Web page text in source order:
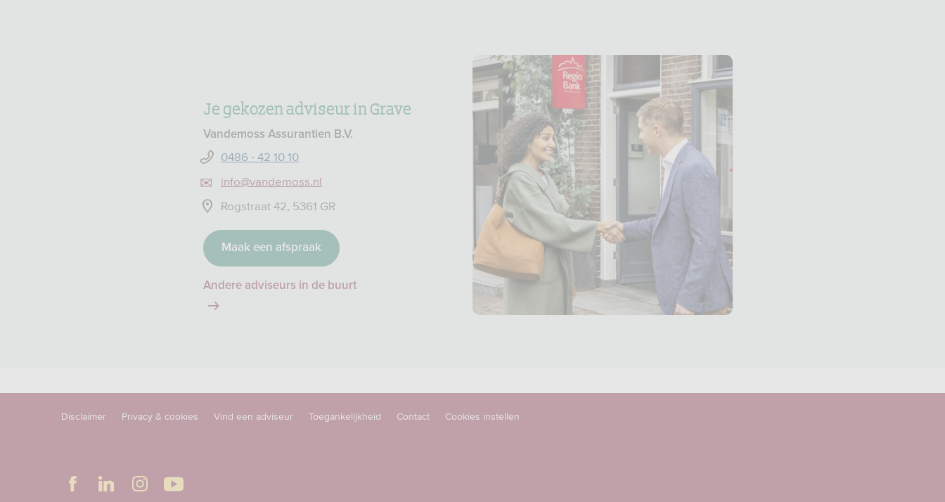
Je gekozen adviseur in Grave
Vandemoss Assurantien B.V.
0486 - 42 10 10
info@vandemoss.nl
Rogstraat 42, 5361 GR
Maak een afspraak
Andere adviseurs in de buurt
Disclaimer Privacy & cookies Vind een adviseur Toegankelijkheid Contact Cookies instellen